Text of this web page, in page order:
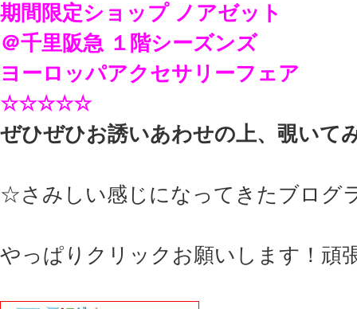
期間限定ショップ ノアゼット
＠千里阪急 １階シーズンズ
ヨーロッパアクセサリーフェア
☆☆☆☆☆
ぜひぜひお誘いあわせの上、覗いて
☆さみしい感じになってきたブログ
やっぱりクリックお願いします！頑